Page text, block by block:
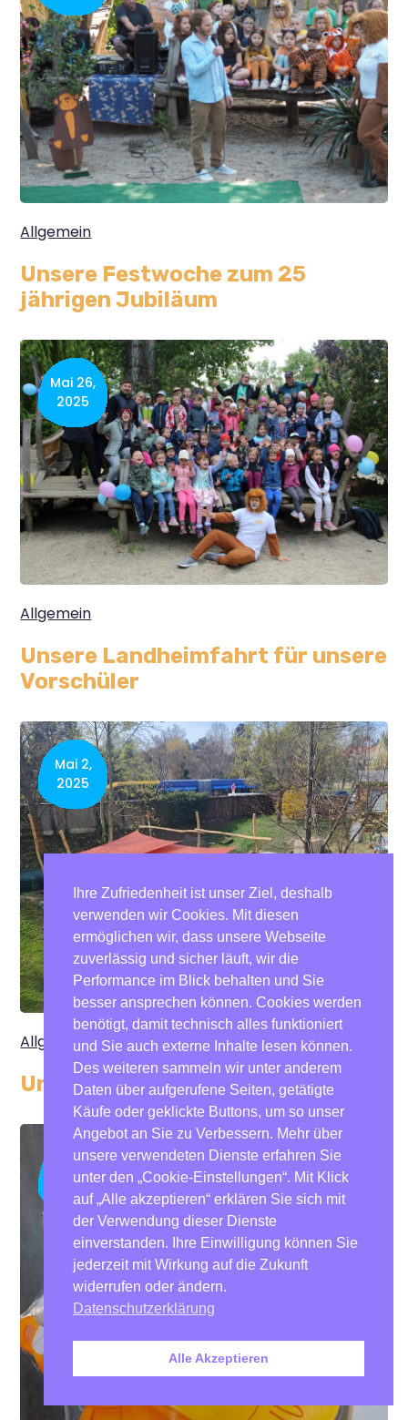
Unsere Festwoche zum 25
jährigen Jubiläum
Allgemein
Mai 26,
2025
Unsere Landheimfahrt für unsere
Vorschüler
Allgemein
Mai 2,
2025
Unsere neue Terrasse
Allgemein
2025
Ihre Zufriedenheit ist unser Ziel, deshalb
verwenden wir Cookies. Mit diesen
ermöglichen wir, dass unsere Webseite
zuverlässig und sicher läuft, wir die
Performance im Blick behalten und Sie
besser ansprechen können. Cookies werden
benötigt, damit technisch alles funktioniert
und Sie auch externe Inhalte lesen können.
Des weiteren sammeln wir unter anderem
Daten über aufgerufene Seiten, getätigte
Käufe oder geklickte Buttons, um so unser
Angebot an Sie zu Verbessern. Mehr über
unsere verwendeten Dienste erfahren Sie
unter den „Cookie-Einstellungen“. Mit Klick
auf „Alle akzeptieren“ erklären Sie sich mit
der Verwendung dieser Dienste
einverstanden. Ihre Einwilligung können Sie
jederzeit mit Wirkung auf die Zukunft
widerrufen oder ändern.
Datenschutzerklärung
Alle Akzeptieren